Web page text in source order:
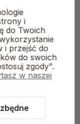
i
do Twoich
i przejść do
do swoich
zgody".
w naszej